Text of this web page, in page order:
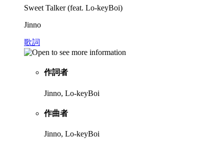
Sweet Talker (feat. Lo-keyBoi)
Jinno
歌詞
作詞者
Jinno, Lo-keyBoi
作曲者
Jinno, Lo-keyBoi